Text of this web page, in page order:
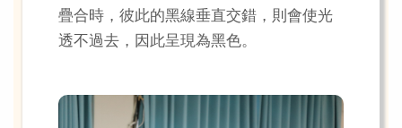
疊合時，彼此的黑線垂直交錯，則會使光
透不過去，因此呈現為黑色。